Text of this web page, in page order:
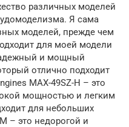
различных моделей
Я сама
моделей, прежде чем
для моей модели
и мощный
отлично подходит
MAX-49SZ-H – это
мощностью и легким
для небольших
– это недорогой и